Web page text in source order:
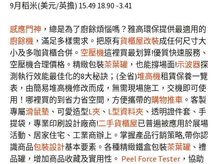
9月稻米(美元/英擔) 15.49 18.90 -3.41
感應門神 ，總是為了廚餘煩惱嗎？雅高環保提供最適用的
廚餘機 ，滿足多樣需求。把原有貨櫃屋改裝成任何尺寸大
小及多咖貨櫃合併。 空壓機這裡買最划算!優質快速服務、
空壓機合理價格。精緻包裝茶葉罐 ，也能撐場面!示波器探
測執行效能最佳化的8大秘訣；(全省)堆高機租賃保養一覽
表，由簡易堆高機修改而成，無需現場施工，交機即可使
用！哪裡買的到省力省空間，方便攜帶的購物推車 。客製
專屬滑鼠墊 、可愛造型L夾 、 L型資料夾 、透明證件套、手
提袋，專業印刷設計廠商!二手貨櫃屋已普遍被應用於展場
活動、居家住宅、工業商辦上。掌握產品行銷策略,帶你認
識商品包裝設計基本要素。各種精緻鐵盒包裝茶葉罐 、禮
品罐，增加商品收藏及實用性。 Peel Force Tester ，協助